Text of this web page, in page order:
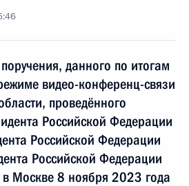
данного по итогам
видео-конференц-связи
проведённого
Российской Федерации
Российской Федерации
Российской Федерации
Москве 8 ноября 2023 года